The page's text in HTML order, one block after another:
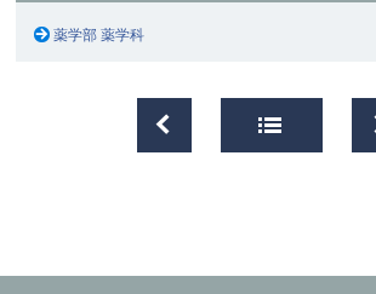
薬学部 薬学科